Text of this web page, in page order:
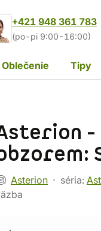
+421 948 361 783
(po-pi 9:00-16:00)
Oblečenie Tipy
-
Asterion séria: